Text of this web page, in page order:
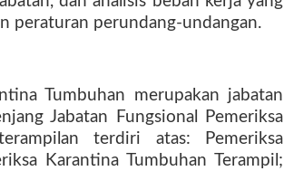
peraturan perundang-undangan.
Tumbuhan merupakan jabatan
Jabatan Fungsional Pemeriksa
terdiri atas: Pemeriksa
Karantina Tumbuhan Terampil;